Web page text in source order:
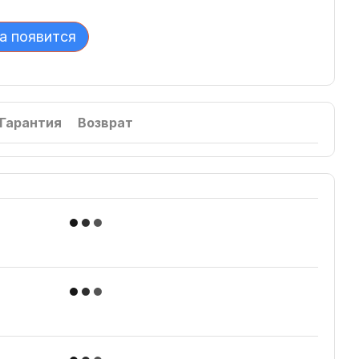
появится
Гарантия Возврат